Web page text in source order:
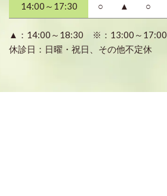
14:00～17:30 ○ ▲ ○
▲：14:00～18:30 ※：13:00～17:00
休診日：日曜・祝日、その他不定休